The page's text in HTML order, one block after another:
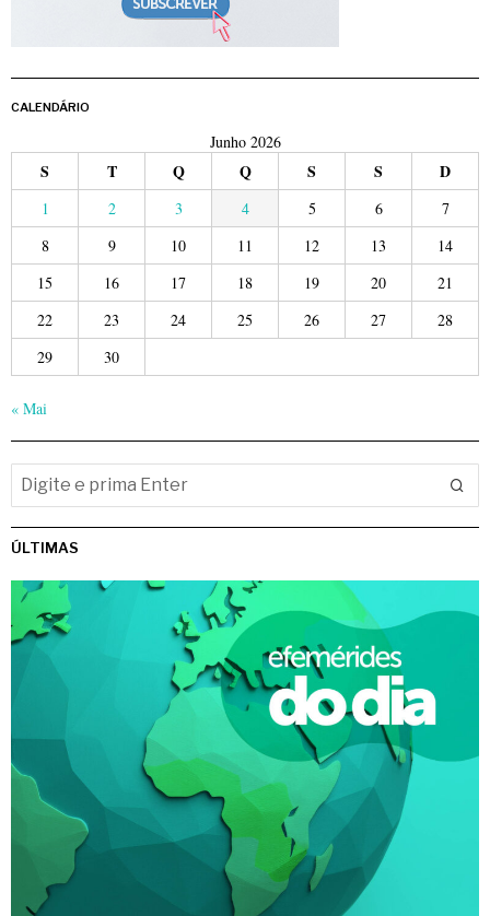
CALENDÁRIO
Junho 2026
S T Q Q S S D
1 2 3 4 5 6
7
8
9 10 11 12 13
14
15
16 17 18 19 20
21
22
23 24 25 26 27
28
29
30
« Mai
ÚLTIMAS